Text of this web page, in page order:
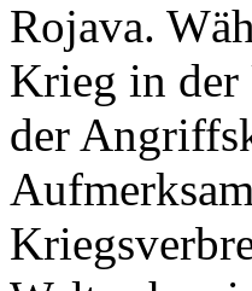
Rojava.
Krieg in der
der